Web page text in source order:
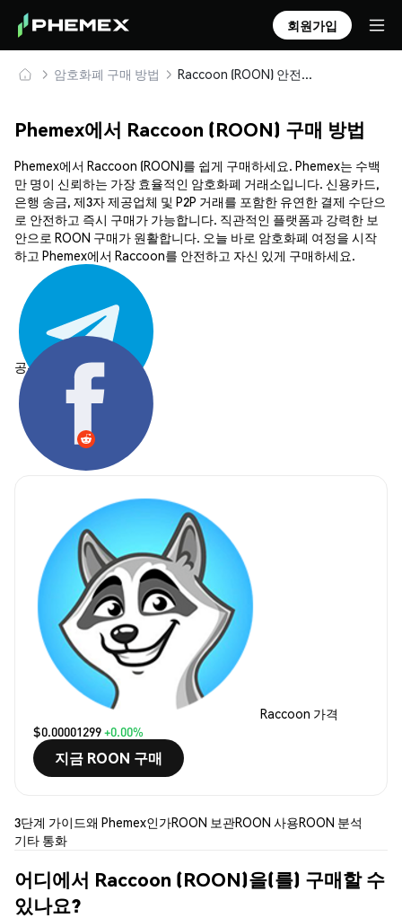
회원가입
암호화폐 구매 방법 Raccoon (ROON) 안전하게 구매 및 보관
Phemex에서 Raccoon (ROON) 구매 방법
Phemex에서 Raccoon (ROON)를 쉽게 구매하세요. Phemex는 수백
만 명이 신뢰하는 가장 효율적인 암호화폐 거래소입니다. 신용카드,
은행 송금, 제3자 제공업체 및 P2P 거래를 포함한 유연한 결제 수단으
로 안전하고 즉시 구매가 가능합니다. 직관적인 플랫폼과 강력한 보
안으로 ROON 구매가 원활합니다. 오늘 바로 암호화폐 여정을 시작
하고 Phemex에서 Raccoon를 안전하고 자신 있게 구매하세요.
공유하기:
Raccoon 가격
$0.00001299+0.00%
지금 ROON 구매
3단계 가이드왜 Phemex인가ROON 보관ROON 사용ROON 분석
기타 통화
어디에서 Raccoon (ROON)을(를) 구매할 수
있나요?